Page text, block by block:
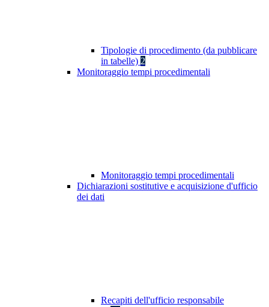
Tipologie di procedimento (da pubblicare
in tabelle) 2
Monitoraggio tempi procedimentali
Monitoraggio tempi procedimentali
Dichiarazioni sostitutive e acquisizione d'ufficio
dei dati
Recapiti dell'ufficio responsabile